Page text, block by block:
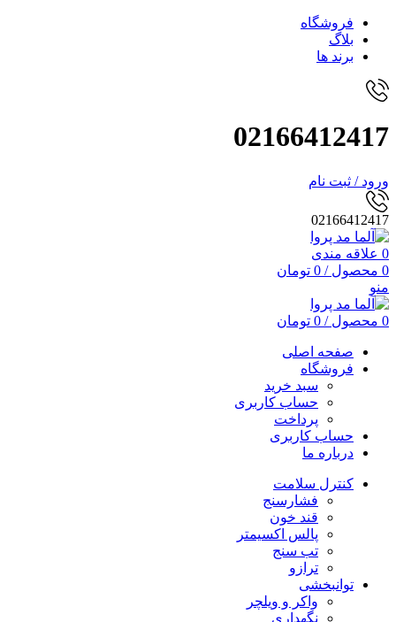
فروشگاه
بلاگ
برند ها
02166412417
ورود / ثبت نام
02166412417
0 علاقه مندی
0 محصول /
0 تومان
منو
0 محصول /
0 تومان
صفحه اصلی
فروشگاه
سبد خرید
حساب کاربری
پرداخت
حساب کاربری
درباره ما
کنترل سلامت
فشارسنج
قند خون
پالس اکسیمتر
تب سنج
ترازو
توانبخشی
واکر و ویلچر
نگهداری